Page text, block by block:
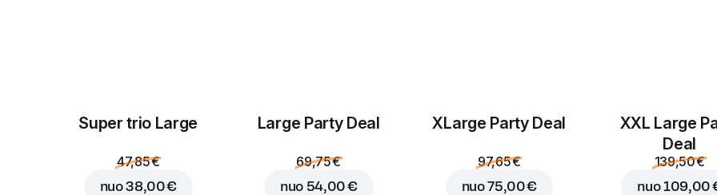
agurkai
Pomidorai
1,25 €
Super trio Large
47,85 €
nuo38,00 €
Large Party Deal
69,75 €
nuo 54,00 €
ХLarge Party Deal
97,65 €
nuo75,00 €
XXL Large
Deal
139,50 €
nuo 109,00